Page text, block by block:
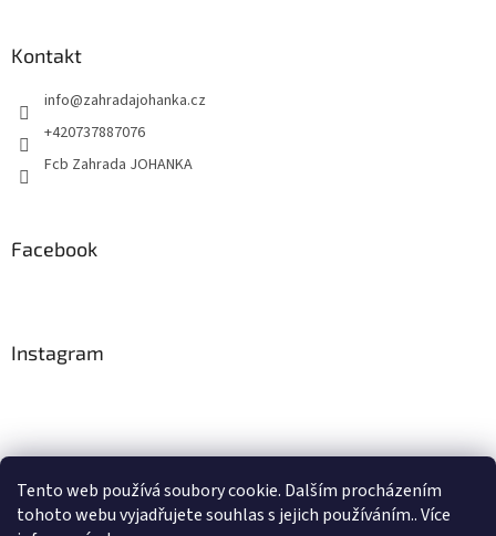
Tento web používá soubory cookie. Dalším procházením
tohoto webu vyjadřujete souhlas s jejich používáním.. Více
Kontakt
info@zahradajohanka.cz
+420737887076
Fcb Zahrada JOHANKA
Facebook
Instagram
Sledovat na Instagramu